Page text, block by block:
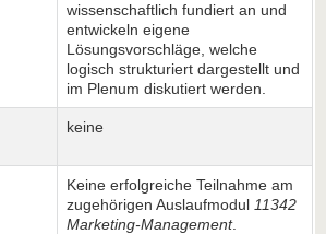
wissenschaftlich fundiert an und
entwickeln eigene
Lösungsvorschläge, welche
logisch strukturiert dargestellt und
im Plenum diskutiert werden.
keine
Keine erfolgreiche Teilnahme am
zugehörigen Auslaufmodul 11342
Marketing-Management.